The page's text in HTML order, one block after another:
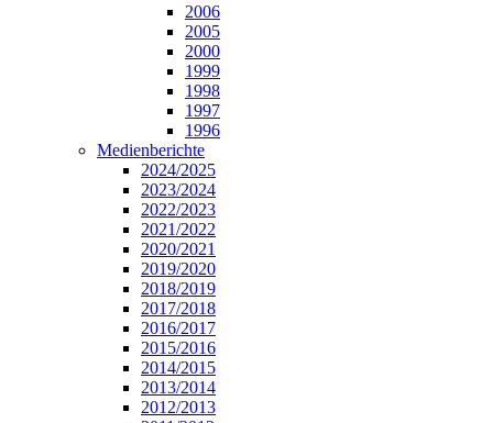
2006
2005
2000
1999
1998
1997
1996
Medienberichte
2024/2025
2023/2024
2022/2023
2021/2022
2020/2021
2019/2020
2018/2019
2017/2018
2016/2017
2015/2016
2014/2015
2013/2014
2012/2013